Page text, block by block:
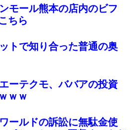
モール熊本の店内のビフ
ちら
トで知り合った普通の奥
ーテクモ、ババアの投資
ｗｗ
ールドの訴訟に無駄金使